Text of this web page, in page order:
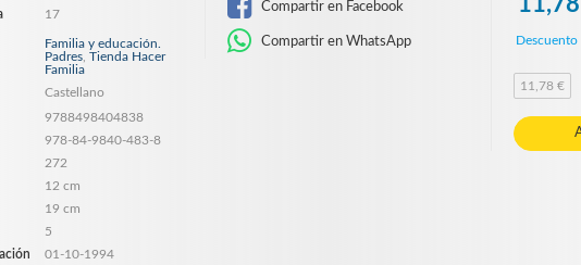
17
Familia y educación.
Padres ,Tienda Hacer
Familia
Castellano
9788498404838
978-84-9840-483-8
272
12 cm
19 cm
5
01-10-1994
Compartir en Facebook
Compartir en WhatsApp Descuento
11,78 €